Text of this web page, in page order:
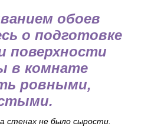
обоев
о подготовке
поверхности
в комнате
ровными,
стенах не было сырости.